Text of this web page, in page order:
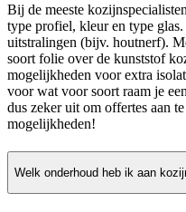
Bij de meeste
type profiel, kleur en type
uitstralingen (bijv. houtnerf).
soort folie over de kunststof
mogelijkheden voor extra
voor wat voor soort raam je
dus zeker uit om offertes aan
mogelijkheden!
Welk onderhoud heb ik aan